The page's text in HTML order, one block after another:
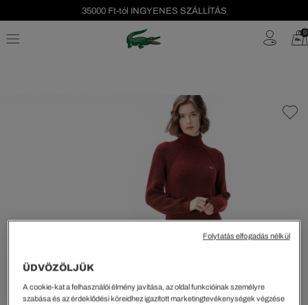
35000 Ft-tól INGYENES SZÁLLÍTÁS
Szezonális leárazás akár -40%! 0
ÜDVÖZÖLJÜK
A cookie-kat a felhasználói élmény javítása, az oldal funkcióinak személyre
szabása és az érdeklődési köreidhez igazított marketingtevékenységek végzése
Folytatás elfogadás nélkül